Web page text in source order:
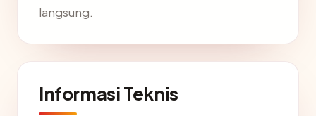
langsung.
Informasi Teknis